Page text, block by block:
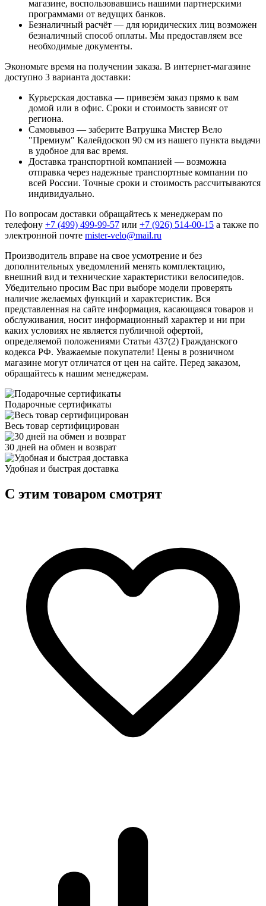
магазине, воспользовавшись нашими партнерскими
программами от ведущих банков.
Безналичный расчёт — для юридических лиц возможен
безналичный способ оплаты. Мы предоставляем все
необходимые документы.
Экономьте время на получении заказа. В интернет-магазине
доступно 3 варианта доставки:
Курьерская доставка — привезём заказ прямо к вам
домой или в офис. Сроки и стоимость зависят от
региона.
Самовывоз — заберите Ватрушка Мистер Вело
"Премиум" Калейдоскоп 90 см из нашего пункта выдачи
в удобное для вас время.
Доставка транспортной компанией — возможна
отправка через надежные транспортные компании по
всей России. Точные сроки и стоимость рассчитываются
индивидуально.
По вопросам доставки обращайтесь к менеджерам по
телефону +7 (499) 499-99-57 или +7 (926) 514-00-15 а также по
электронной почте mister-velo@mail.ru
Производитель вправе на свое усмотрение и без
дополнительных уведомлений менять комплектацию,
внешний вид и технические характеристики велосипедов.
Убедительно просим Вас при выборе модели проверять
наличие желаемых функций и характеристик. Вся
представленная на сайте информация, касающаяся товаров и
обслуживания, носит информационный характер и ни при
каких условиях не является публичной офертой,
определяемой положениями Статьи 437(2) Гражданского
кодекса РФ. Уважаемые покупатели! Цены в розничном
магазине могут отличатся от цен на сайте. Перед заказом,
обращайтесь к нашим менеджерам.
Подарочные сертификаты
Весь товар сертифицирован
30 дней на обмен и возврат
Удобная и быстрая доставка
C этим товаром смотрят